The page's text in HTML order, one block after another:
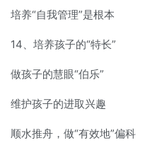
培养“自我管理”是根本
14、培养孩子的“特长”
做孩子的慧眼“伯乐”
维护孩子的进取兴趣
顺水推舟，做“有效地”偏科